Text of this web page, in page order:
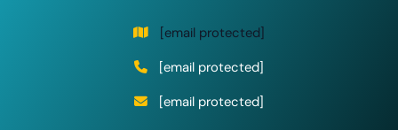
[email protected]
[email protected]
[email protected]